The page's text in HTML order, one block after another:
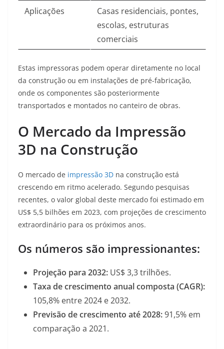
Aplicações
Casas residenciais, pontes,
escolas, estruturas
comerciais
Estas impressoras podem operar diretamente no local
da construção ou em instalações de pré-fabricação,
onde os componentes são posteriormente
transportados e montados no canteiro de obras.
O Mercado da Impressão
3D na Construção
O mercado de impressão 3D na construção está
crescendo em ritmo acelerado. Segundo pesquisas
recentes, o valor global deste mercado foi estimado em
US$ 5,5 bilhões em 2023, com projeções de crescimento
extraordinário para os próximos anos.
Os números são impressionantes:
Projeção para 2032: US$ 3,3 trilhões.
Taxa de crescimento anual composta (CAGR):
105,8% entre 2024 e 2032.
Previsão de crescimento até 2028:91,5% em
comparação a 2021.